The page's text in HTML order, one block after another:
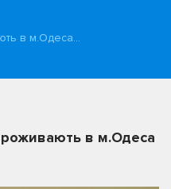
в м.Одеса…
в м.Одеса